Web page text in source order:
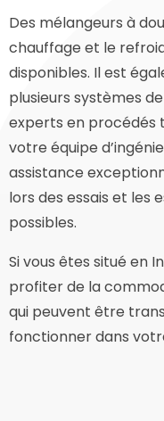
Des mélangeurs à
chauffage et le
disponibles. Il est
plusieurs systèmes
experts en procédés
votre équipe
assistance
lors des essais et les
possibles.
Si vous êtes situé en
profiter de la
qui peuvent être
fonctionner dans